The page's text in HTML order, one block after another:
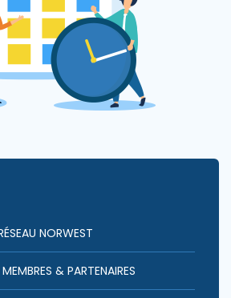
NORWEST
& PARTENAIRES